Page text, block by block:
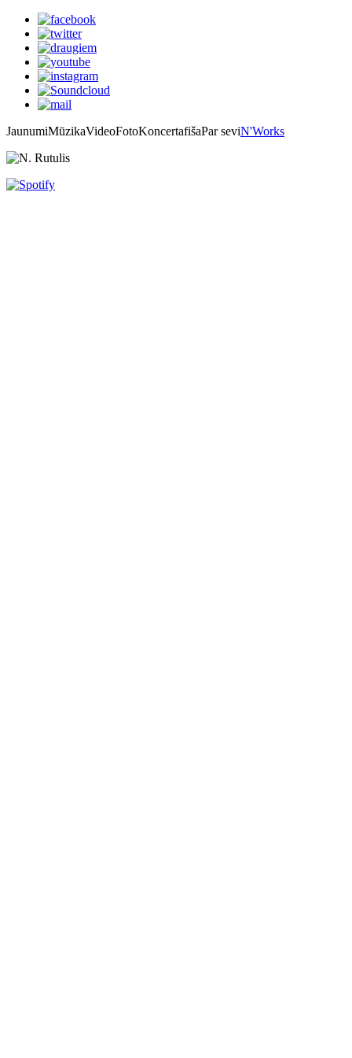
JaunumiMūzikaVideoFotoKoncertafišaPar seviN'Works